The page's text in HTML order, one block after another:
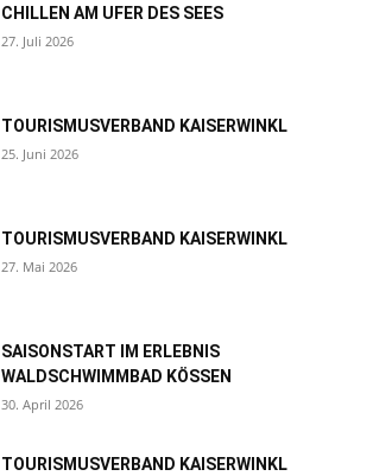
CHILLEN AM UFER DES SEES
27. Juli 2026
TOURISMUSVERBAND KAISERWINKL
25. Juni 2026
TOURISMUSVERBAND KAISERWINKL
27. Mai 2026
SAISONSTART IM ERLEBNIS
WALDSCHWIMMBAD KÖSSEN
30. April 2026
TOURISMUSVERBAND KAISERWINKL